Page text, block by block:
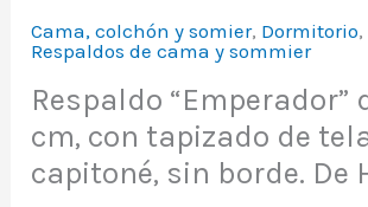
Cama, colchón y somier, Dormitorio,
Respaldos de cama y sommier
Respaldo “Emperador”
cm, con tapizado de
capitoné, sin borde. De